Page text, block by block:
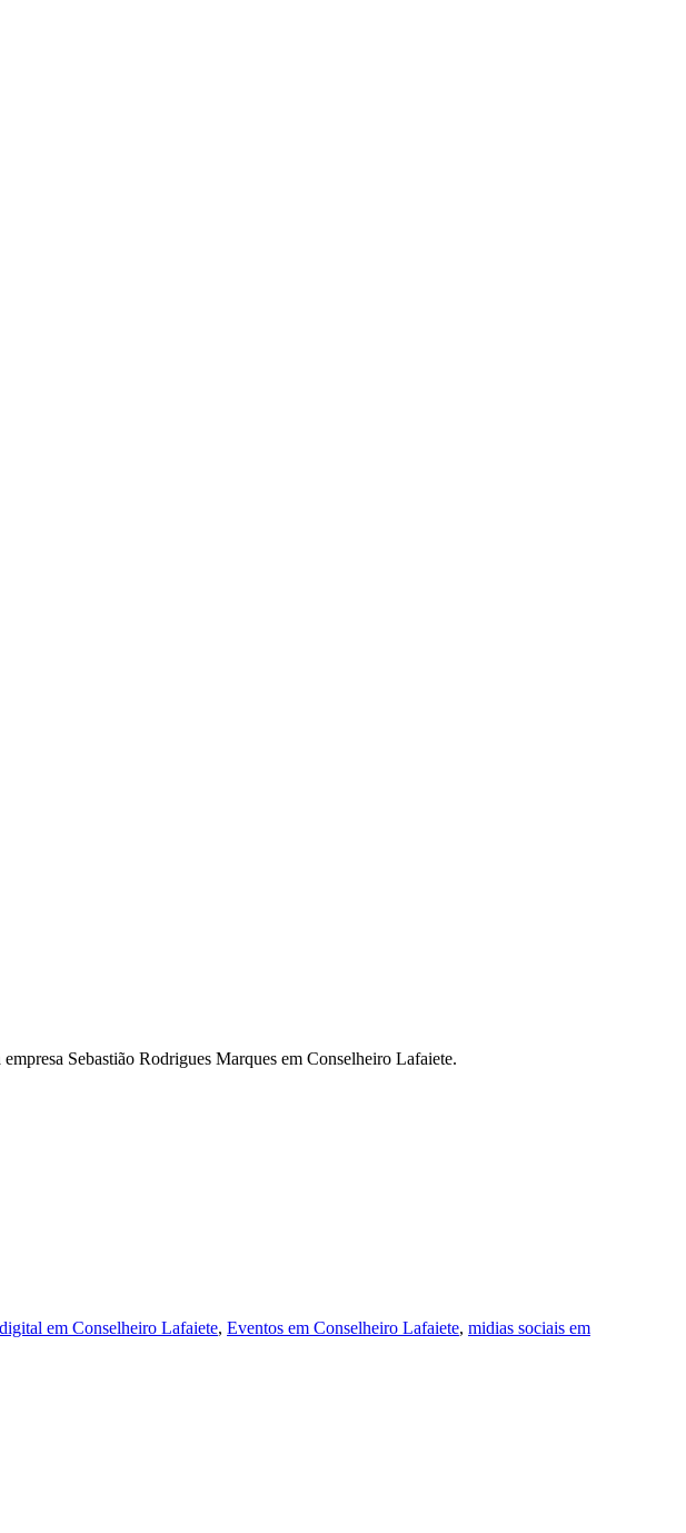
Sebastião Rodrigues Marques em Conselheiro Lafaiete.
em Conselheiro Lafaiete, Eventos em Conselheiro Lafaiete, midias sociais em